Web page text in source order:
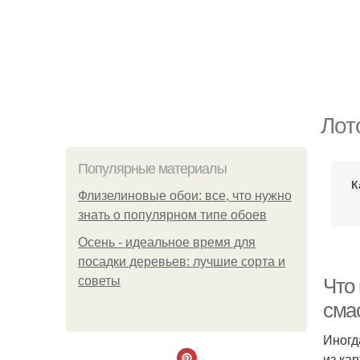
Популярные материалы
Флизелиновые обои: все, что нужно
знать о популярном типе обоев
Осень - идеальное время для
посадки деревьев: лучшие сорта и
советы
Что